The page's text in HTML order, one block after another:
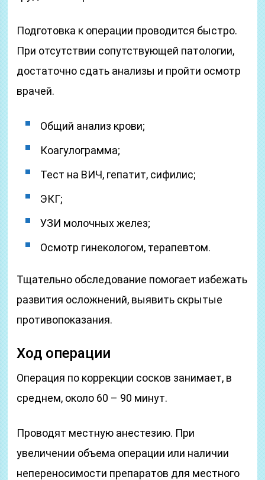
Подготовка к операции проводится быстро.
При отсутствии сопутствующей патологии,
достаточно сдать анализы и пройти осмотр
врачей.
Общий анализ крови;
Коагулограмма;
Тест на ВИЧ, гепатит, сифилис;
ЭКГ;
УЗИ молочных желез;
Осмотр гинекологом, терапевтом.
Тщательно обследование помогает избежать
развития осложнений, выявить скрытые
противопоказания.
Ход операции
Операция по коррекции сосков занимает, в
среднем, около 60 – 90 минут.
Проводят местную анестезию. При
увеличении объема операции или наличии
непереносимости препаратов для местного